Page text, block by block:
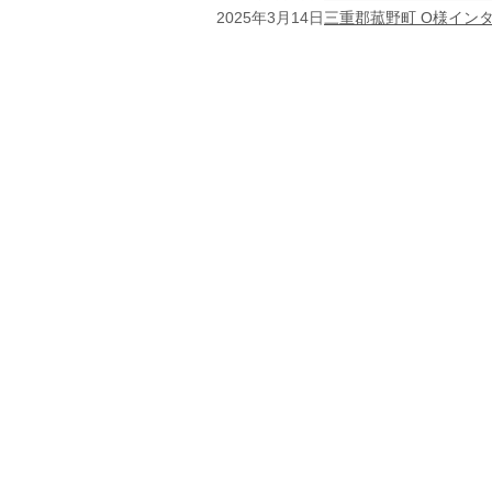
2025年3月14日三重郡菰野町 O様イン